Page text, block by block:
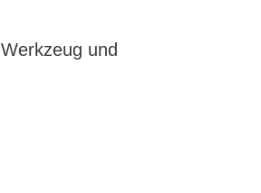
und